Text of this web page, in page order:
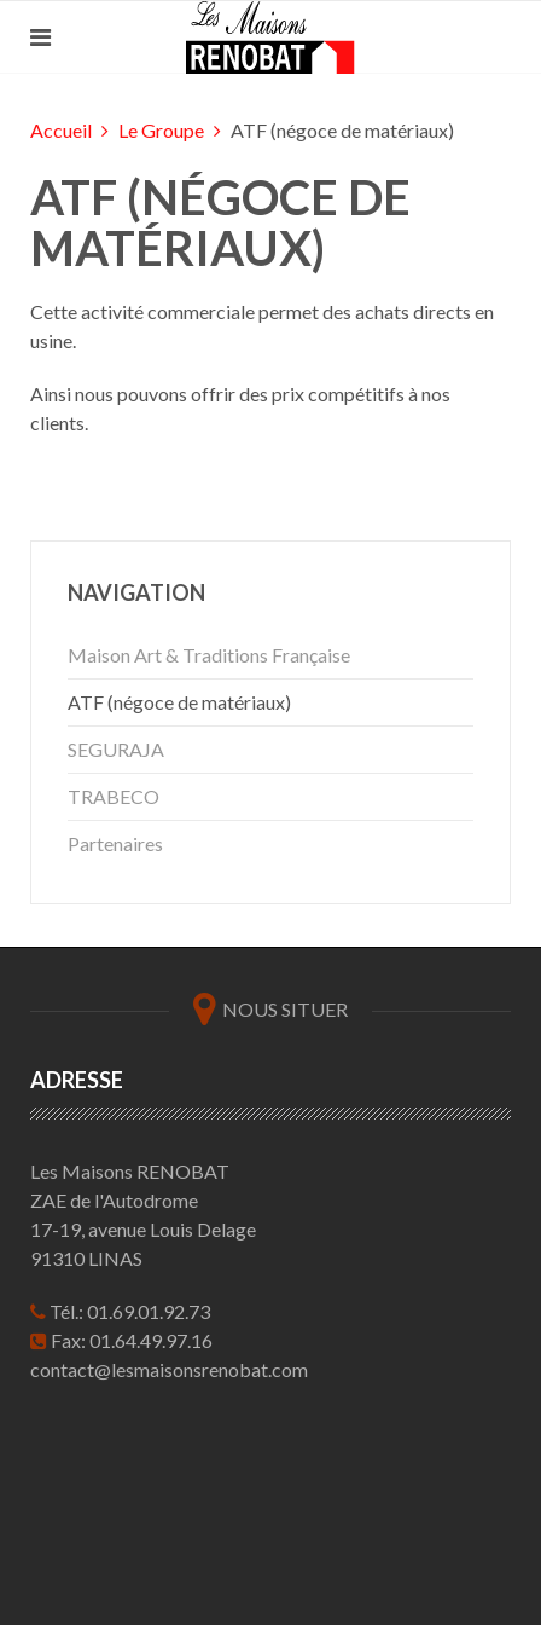
Accueil Le Groupe ATF (négoce de matériaux)
ATF (NÉGOCE DE
MATÉRIAUX)
Cette activité commerciale permet des achats directs en
usine.
Ainsi nous pouvons offrir des prix compétitifs à nos
clients.
NAVIGATION
Maison Art & Traditions Française
ATF (négoce de matériaux)
SEGURAJA
TRABECO
Partenaires
NOUS SITUER
ADRESSE
Les Maisons RENOBAT
ZAE de l'Autodrome
17-19, avenue Louis Delage
91310 LINAS
Tél.: 01.69.01.92.73
Fax: 01.64.49.97.16
contact@lesmaisonsrenobat.com